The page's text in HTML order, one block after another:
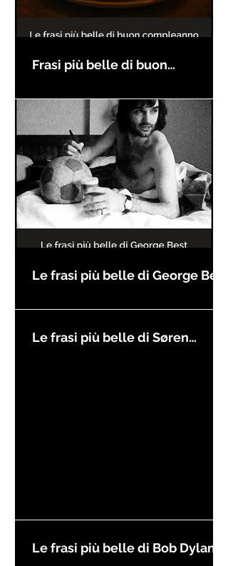
Frasi più belle di buon
Le frasi più belle di George Best
Le frasi più belle di Søren
Le frasi più belle di Bob Dylan